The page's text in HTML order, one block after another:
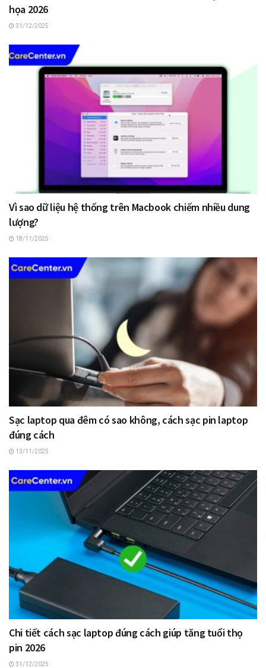
họa 2026
31/12/2025
Vì sao dữ liệu hệ thống trên Macbook chiếm nhiều dung
lượng?
18/11/2025
Sạc laptop qua đêm có sao không, cách sạc pin laptop
đúng cách
13/11/2025
Chi tiết cách sạc laptop đúng cách giúp tăng tuổi thọ
pin 2026
31/12/2025